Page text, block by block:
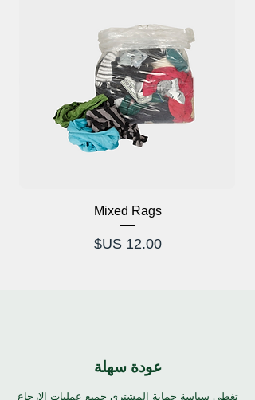
Mixed Rags
السعر‏12.00 US$
عودة سهلة
تغطي سياسة حماية المشتري جميع عمليات الإرجاع